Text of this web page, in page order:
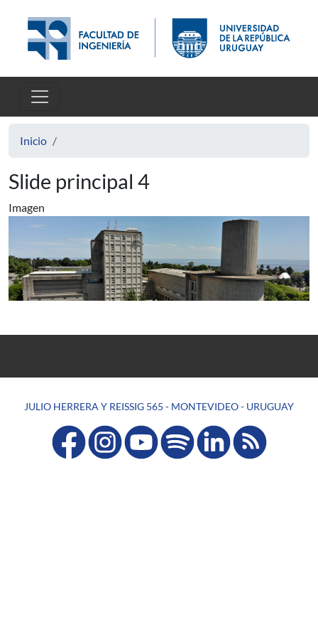
Inicio
Slide principal 4
Imagen
JULIO HERRERA Y REISSIG 565 - MONTEVIDEO - URUGUAY